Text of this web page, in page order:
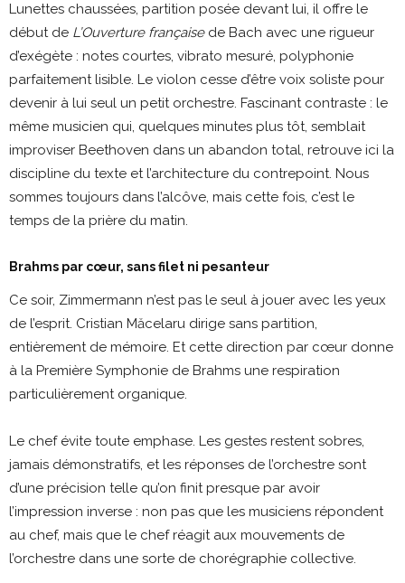
Lunettes chaussées, partition posée devant lui, il offre le
début de L’Ouverture française de Bach avec une rigueur
d’exégète : notes courtes, vibrato mesuré, polyphonie
parfaitement lisible. Le violon cesse d’être voix soliste pour
devenir à lui seul un petit orchestre. Fascinant contraste : le
même musicien qui, quelques minutes plus tôt, semblait
improviser Beethoven dans un abandon total, retrouve ici la
discipline du texte et l’architecture du contrepoint. Nous
sommes toujours dans l’alcôve, mais cette fois, c’est le
temps de la prière du matin.
Brahms par cœur, sans filet ni pesanteur
Ce soir, Zimmermann n’est pas le seul à jouer avec les yeux
de l’esprit. Cristian Măcelaru dirige sans partition,
entièrement de mémoire. Et cette direction par cœur donne
à la Première Symphonie de Brahms une respiration
particulièrement organique.
Le chef évite toute emphase. Les gestes restent sobres,
jamais démonstratifs, et les réponses de l’orchestre sont
d’une précision telle qu’on finit presque par avoir
l’impression inverse : non pas que les musiciens répondent
au chef, mais que le chef réagit aux mouvements de
l’orchestre dans une sorte de chorégraphie collective.